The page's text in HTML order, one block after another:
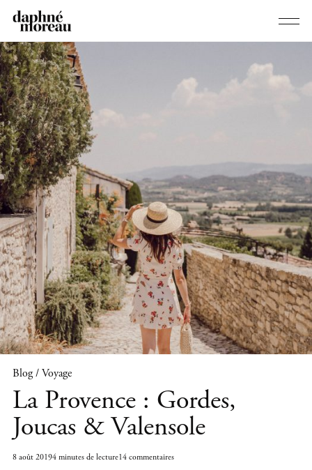
Blog / Voyage
La Provence : Gordes,
Joucas & Valensole
8 août 20194 minutes de lecture14 commentaires